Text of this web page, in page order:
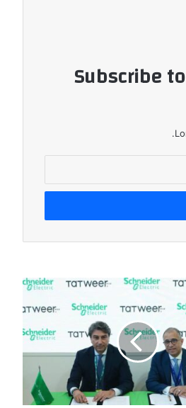
Subscribe